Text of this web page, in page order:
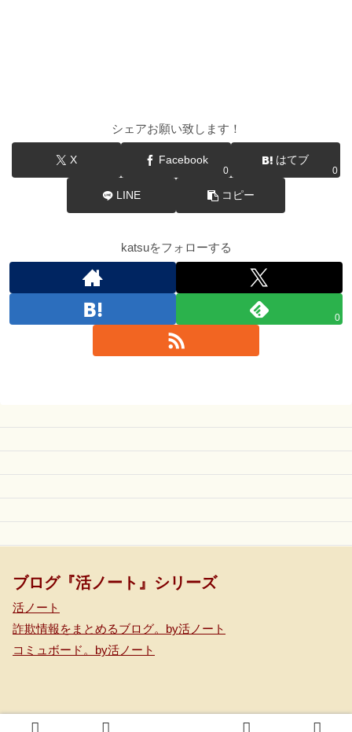
シェアお願い致します！
X Facebook
0
はてブ
0
LINE コピー
katsuをフォローする
0
ブログ『活ノート』シリーズ
活ノート
詐欺情報をまとめるブログ。by活ノート
コミュボード。by活ノート
© 2020-2026 コミュボード。 by 活ノート.